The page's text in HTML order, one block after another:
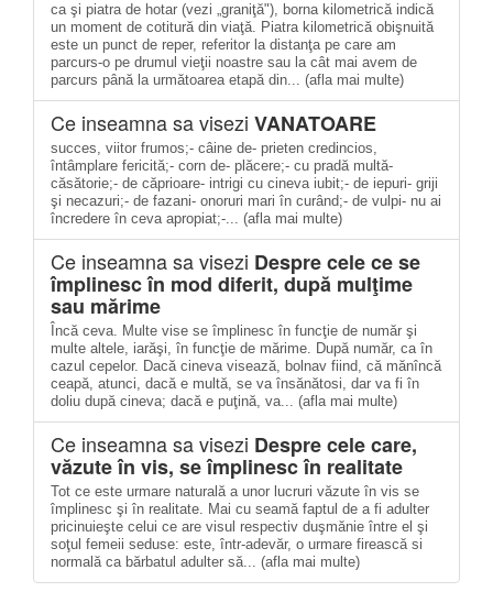
ca şi piatra de hotar (vezi „graniţă"), borna kilometrică indică
un moment de cotitură din viaţă. Piatra kilometrică obişnuită
este un punct de reper, referitor la distanţa pe care am
parcurs-o pe drumul vieţii noastre sau la cât mai avem de
parcurs până la următoarea etapă din... (afla mai multe)
Ce inseamna sa visezi VANATOARE
succes, viitor frumos;- câine de- prieten credincios,
întâmplare fericită;- corn de- plăcere;- cu pradă multă-
căsătorie;- de căprioare- intrigi cu cineva iubit;- de iepuri- griji
şi necazuri;- de fazani- onoruri mari în curând;- de vulpi- nu ai
încredere în ceva apropiat;-... (afla mai multe)
Ce inseamna sa visezi Despre cele ce se
împlinesc în mod diferit, după mulţime
sau mărime
Încă ceva. Multe vise se împlinesc în funcţie de număr şi
multe altele, iarăşi, în funcţie de mărime. După număr, ca în
cazul cepelor. Dacă cineva visează, bolnav fiind, că mănîncă
ceapă, atunci, dacă e multă, se va însănătosi, dar va fi în
doliu după cineva; dacă e puţină, va... (afla mai multe)
Ce inseamna sa visezi Despre cele care,
văzute în vis, se împlinesc în realitate
Tot ce este urmare naturală a unor lucruri văzute în vis se
împlinesc şi în realitate. Mai cu seamă faptul de a fi adulter
pricinuieşte celui ce are visul respectiv duşmănie între el şi
soţul femeii seduse: este, într-adevăr, o urmare firească si
normală ca bărbatul adulter să... (afla mai multe)